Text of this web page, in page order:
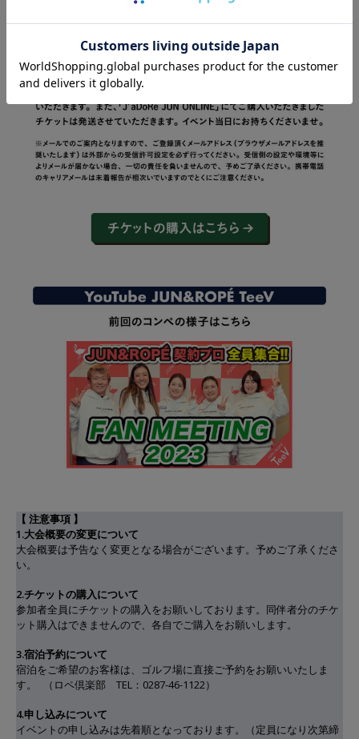
【 注意事項 】
1.大会概要の変更について
大会概要は予告なく変更となる場合がございます。予めご了承くださ
い。
2.チケットの購入について
参加者全員にチケットの購入をお願いしております。同伴者分のチケ
ット購入はできませんので、各自でご購入をお願いします。
3.宿泊予約について
宿泊をご希望のお客様は、ゴルフ場に直接ご予約をお願いいたしま
す。 （ロペ倶楽部 TEL：0287-46-1122）
4.申し込みについて
イベントの申し込みは先着順となっております。（定員になり次第締